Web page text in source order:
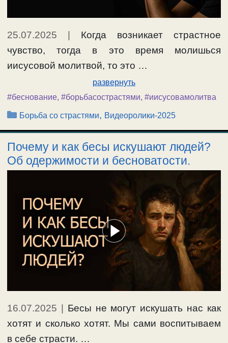
25.07.2025 | Когда возникает страстное
чувство, тогда в это время молишься
иисусовой молитвой, то это …
развернуть
#беснование, #борьбасострастями, #иисусовамолитва
Рубрики
Борьба со страстями, Видеоролики-2025
Почему и как бесы искушают людей?
Об одержимости и бесноватости.
16.07.2025 | Бесы не могут искушать нас как
хотят и сколько хотят. Мы сами воспитываем
в себе страсти. …